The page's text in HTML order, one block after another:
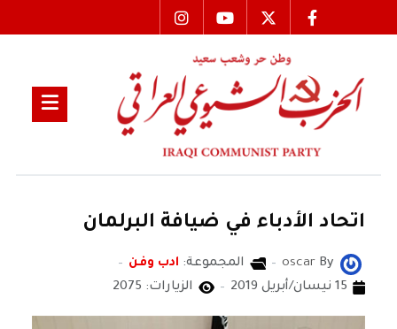
اتحاد الأدباء في ضيافة البرلمان
By
oscar المجموعة: ادب وفن
15 نيسان/أبريل 2019
الزيارات: 2075